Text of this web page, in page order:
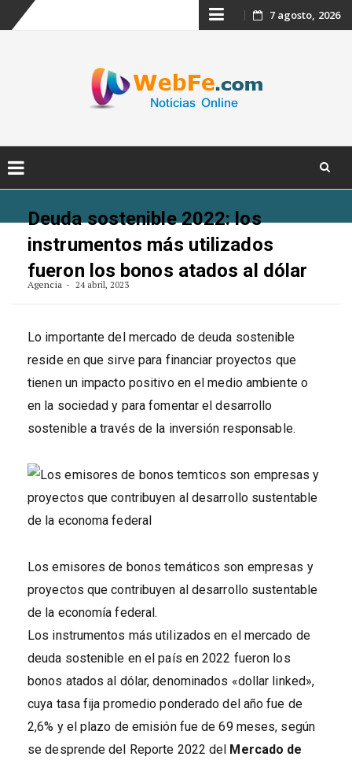
Skip
content
7 agosto, 2026
Deuda sostenible 2022: los
instrumentos más utilizados
fueron los bonos atados al dólar
Agencia 24 abril, 2023
Lo importante del mercado de deuda sostenible
reside en que sirve para financiar proyectos que
tienen un impacto positivo en el medio ambiente o
en la sociedad y para fomentar el desarrollo
sostenible a través de la inversión responsable.
Los emisores de bonos temáticos son empresas y
proyectos que contribuyen al desarrollo sustentable
de la economía federal.
Los instrumentos más utilizados en el mercado de
deuda sostenible en el país en 2022 fueron los
bonos atados al dólar, denominados «dollar linked»,
cuya tasa fija promedio ponderado del año fue de
2,6% y el plazo de emisión fue de 69 meses, según
se desprende del Reporte 2022 del Mercado de